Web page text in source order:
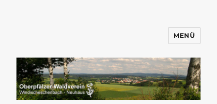
Windischeschenbach-Neuhaus
MENÜ